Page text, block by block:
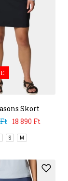
Skort
18 890 Ft
S M